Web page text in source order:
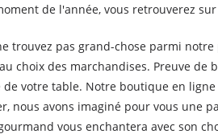
de l'année, vous retrouverez
trouvez pas grand-chose parmi
choix des marchandises. Preuve
de votre table. Notre boutique en
nous avons imaginé pour vous une
vous enchantera avec son